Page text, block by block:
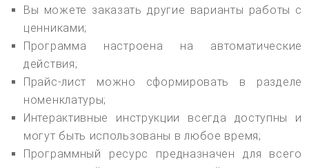
Вы можете заказать другие варианты работы с
ценниками;
Программа настроена на автоматические
действия;
Прайс-лист можно сформировать в разделе
номенклатуры;
Интерактивные инструкции всегда доступны и
могут быть использованы в любое время;
Программный ресурс предназначен для всего